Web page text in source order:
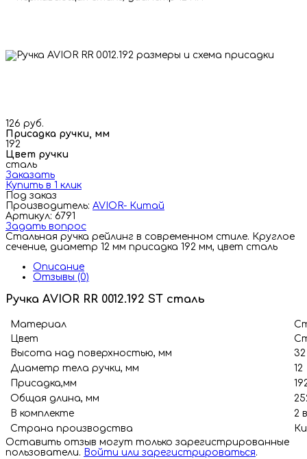
126 руб.
Присадка ручки, мм
192
Цвет ручки
сталь
Заказать
Купить в 1 клик
Под заказ
Производитель: AVIOR- Китай
Артикул: 6791
Задать вопрос
Стальная ручка рейлинг в современном стиле. Круглое
сечение, диаметр 12 мм присадка 192 мм, цвет сталь
Описание
Отзывы (0)
Ручка AVIOR RR 0012.192 SТ сталь
Материал
Цвет
Высота над поверхностью, мм
32
Диаметр тела ручки, мм
12
Присадка,мм
Общая длина, мм
В комплекте
2
Страна производства
Оставить отзыв могут только зарегистрированные
пользователи. Войти или зарегистрироваться.